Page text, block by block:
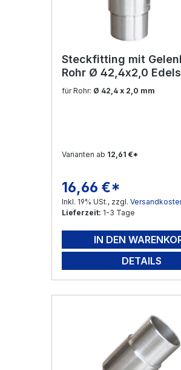
Steckfitting mit
Rohr Ø 42,4x2,0
V2A
für Rohr: Ø 42,4 x 2,0 mm
Varianten ab 12,61 €*
Regulärer Preis:
16,66 €*
Inkl. 19% USt., zzgl.
Lieferzeit: 1-3 Tage
IN DEN
DETAILS